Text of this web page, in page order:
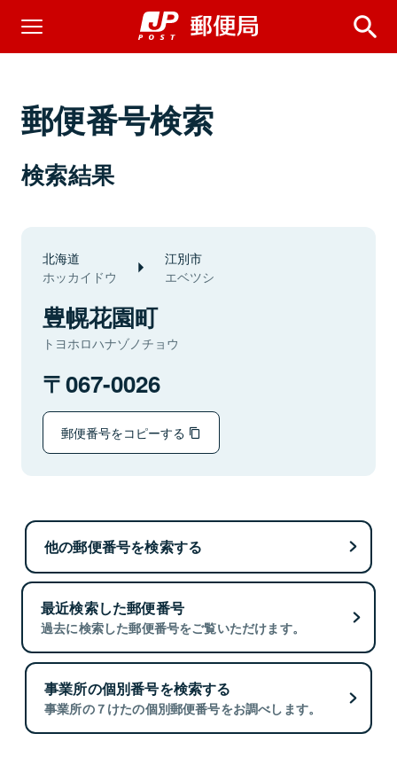
郵便番号検索
検索結果
北海道
ホッカイドウ
江別市
エベツシ
豊幌花園町
トヨホロハナゾノチョウ
067-0026
郵便番号をコピーする
他の郵便番号を検索する
最近検索した郵便番号
過去に検索した郵便番号をご覧いただけます。
事業所の個別番号を検索する
事業所の７けたの個別郵便番号をお調べします。